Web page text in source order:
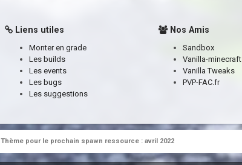
Liens utiles
Monter en grade
Les builds
Les events
Les bugs
Les suggestions
Nos Amis
Sandbox
Vanilla-minecraft
Vanilla Tweaks
PVP-FAC.fr
Thème pour le prochain spawn ressource : avril 2022